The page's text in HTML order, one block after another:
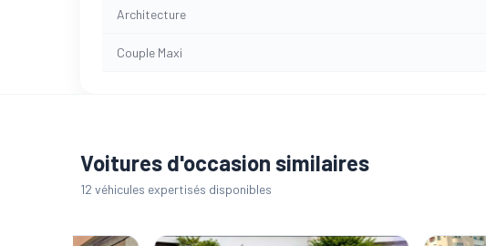
Architecture
Couple Maxi
Voitures d'occasion similaires
12 véhicules expertisés disponibles